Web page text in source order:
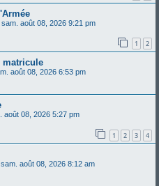
sam. août 08, 2026 9:21 pm
1 2
matricule
août 08, 2026 6:53 pm
août 08, 2026 5:27 pm
1 2 3 4
sam. août 08, 2026 8:12 am